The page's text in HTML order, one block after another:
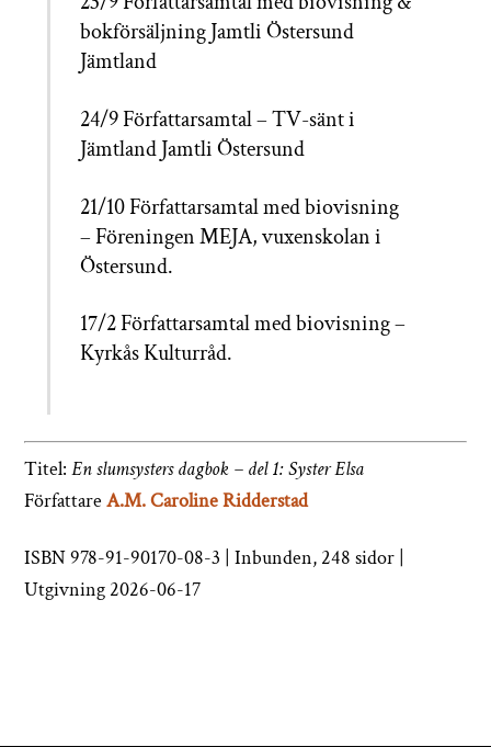
bokförsäljning Jamtli Östersund
Jämtland
24/9 Författarsamtal – TV-sänt i
Jämtland Jamtli Östersund
21/10 Författarsamtal med biovisning
– Föreningen MEJA, vuxenskolan i
Östersund.
17/2 Författarsamtal med biovisning –
Kyrkås Kulturråd.
Titel:En slumsysters dagbok – del 1: Syster Elsa
FörfattareA.M. Caroline Ridderstad
ISBN 978-91-90170-08-3 | Inbunden, 248 sidor |
Utgivning 2026-06-17